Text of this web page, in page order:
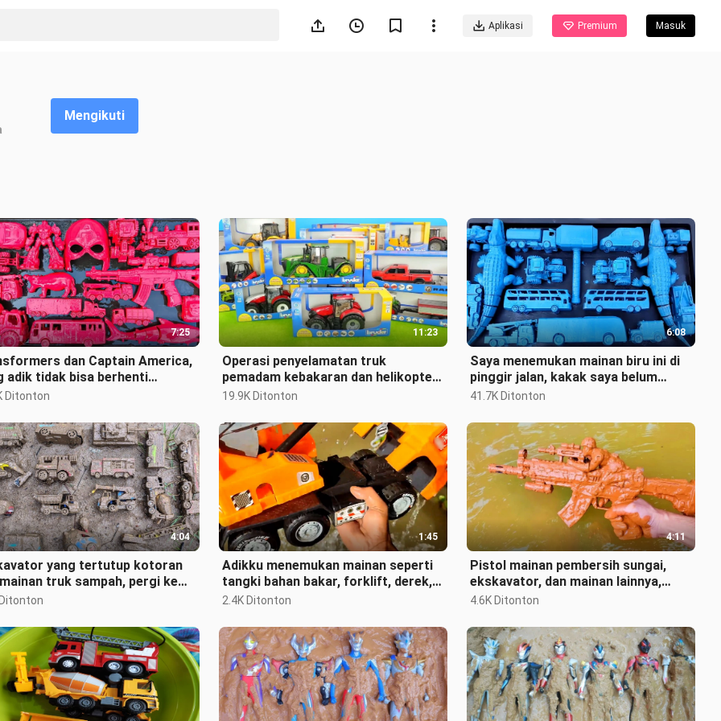
Aplikasi Premium Masuk
Mengikuti
7:25
dan Captain America,
adik tidak bisa berhenti
Ditonton
11:23
Operasi penyelamatan truk
pemadam kebakaran dan helikopter,
sang adik sangat senang
19.9K Ditonton
6:08
Saya menemukan mainan biru ini di
pinggir jalan, kakak saya belum
menginginkannya
41.7K Ditonton
4:04
yang tertutup kotoran
truk sampah, pergi ke
untuk mencucinya
1:45
Adikku menemukan mainan seperti
tangki bahan bakar, forklift, derek,
mobil polisi
2.4K Ditonton
4:11
Pistol mainan pembersih sungai,
ekskavator, dan mainan lainnya,
sangat menarik
4.6K Ditonton